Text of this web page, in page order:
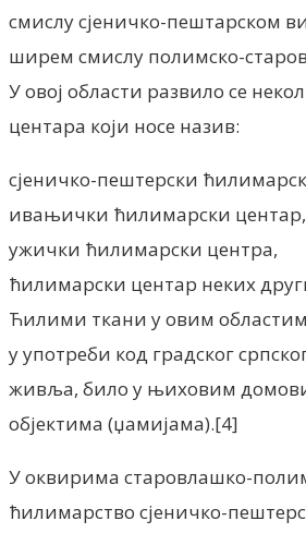
смислу сјеничко-пештарском
ширем смислу полимско-
У овој области развило се
центара који носе назив:
сјеничко-пештерски
ивањички ћилимарски центар,
ужички ћилимарски центра,
ћилимарски центар неких
Ћилими ткани у овим
у употреби код градског
живља, било у њиховим
објектима (џамијама).[4]
У оквирима старовлашко-
ћилимарство сјеничко-